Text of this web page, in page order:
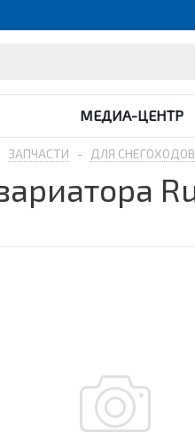
МЕДИА-ЦЕНТР
ЗАПЧАСТИ - ДЛЯ СНЕГОХОДОВ